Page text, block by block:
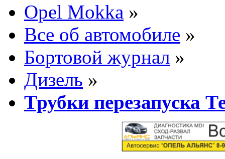
Opel Mokka »
Все об автомобиле »
Бортовой журнал »
Дизель »
Трубки перезапуска